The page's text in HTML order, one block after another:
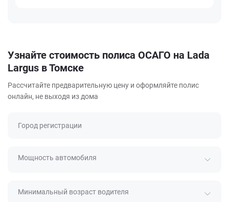
Узнайте стоимость полиса ОСАГО на Lada
Largus в Томске
Рассчитайте предварительную цену и оформляйте полис
онлайн, не выходя из дома
Город регистрации
Мощность автомобиля
Минимальный возраст водителя